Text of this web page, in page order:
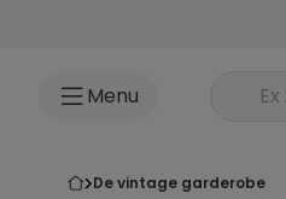
Menu
de vintage garderobe